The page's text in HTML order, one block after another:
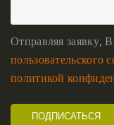
Отправляя заявку,
пользовательского
политикой